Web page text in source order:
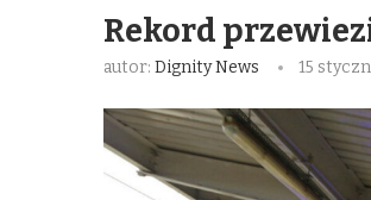
Rekord
autor: Dignity News 15